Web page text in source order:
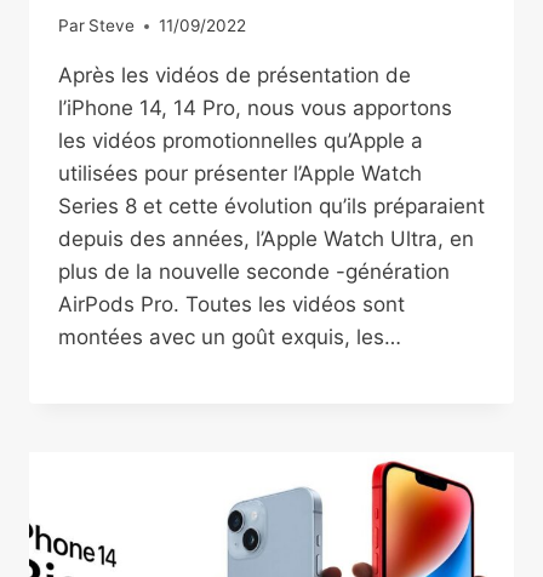
Par Steve 11/09/2022
Après les vidéos de présentation de
l’iPhone 14, 14 Pro, nous vous apportons
les vidéos promotionnelles qu’Apple a
utilisées pour présenter l’Apple Watch
Series 8 et cette évolution qu’ils préparaient
depuis des années, l’Apple Watch Ultra, en
plus de la nouvelle seconde -génération
AirPods Pro. Toutes les vidéos sont
montées avec un goût exquis, les…